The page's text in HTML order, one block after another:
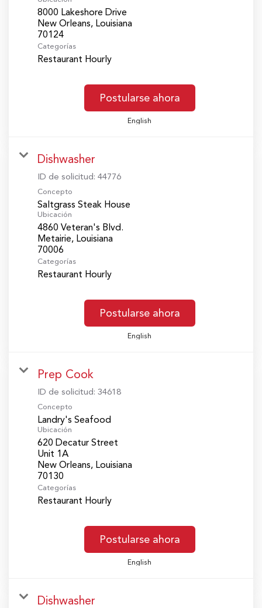
8000 Lakeshore Drive
New Orleans, Louisiana
Categorías
Restaurant Hourly
Postularse ahora
English
Dishwasher
ID de solicitud: 44776
Concepto
Saltgrass Steak House
Ubicación
4860 Veteran's Blvd.
Metairie, Louisiana
Categorías
Restaurant Hourly
Postularse ahora
English
Prep Cook
ID de solicitud: 34618
Concepto
Landry's Seafood
Ubicación
620 Decatur Street
Unit 1A
New Orleans, Louisiana
Categorías
Restaurant Hourly
Postularse ahora
English
Dishwasher